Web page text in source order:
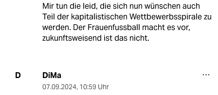
Mir tun die leid, die sich nun wünschen auch
Teil der kapitalistischen Wettbewerbsspirale zu
werden. Der Frauenfussball macht es vor,
zukunftsweisend ist das nicht.
D DiMa
07.09.2024, 10:59 Uhr